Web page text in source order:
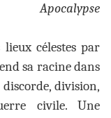
célestes par
sa racine dans
division,
civile. Une